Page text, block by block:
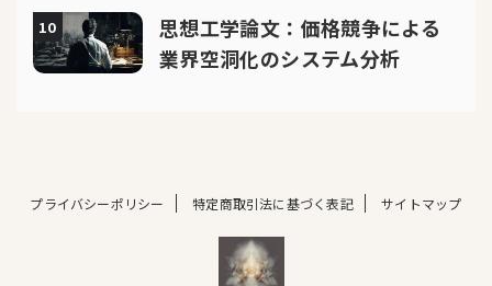
10
思想工学論文：価格競争による
業界空洞化のシステム分析
プライバシーポリシー 特定商取引法に基づく表記 サイトマップ